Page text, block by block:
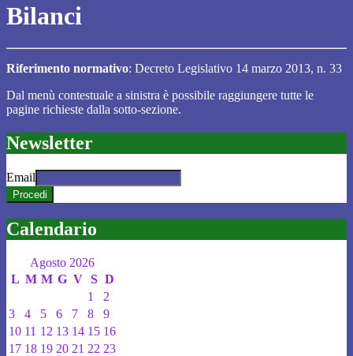
Bilanci
Riferimento normativo: Decreto Legislativo 14 marzo 2013, n. 33
Dal menù contestuale a sinistra è possibile raggiungere tutte le
pagine richieste dalla sotto-sezione.
Newsletter
Email
Calendario
Agosto 2026
L M M G V S D
1
2
3
4 5 6 7 8
9
10 11 12 13 14 15 16
17 18 19 20 21 22 23